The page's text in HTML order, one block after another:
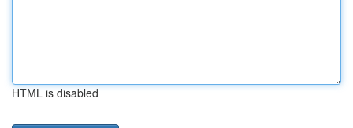
HTML is disabled